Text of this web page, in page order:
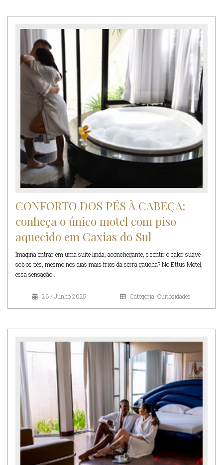
CONFORTO DOS PÉS À CABEÇA:
conheça o único motel com piso
aquecido em Caxias do Sul
Imagina entrar em uma suíte linda, aconchegante, e sentir o calor suave
sob os pés, mesmo nos dias mais frios da serra gaúcha? No Ettus Motel,
essa sensação...
26 / Junho 2025 Categoria: Curiosidades